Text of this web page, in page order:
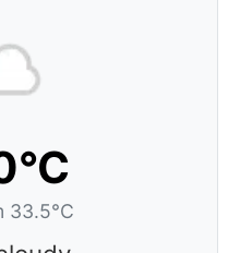
33.5°C